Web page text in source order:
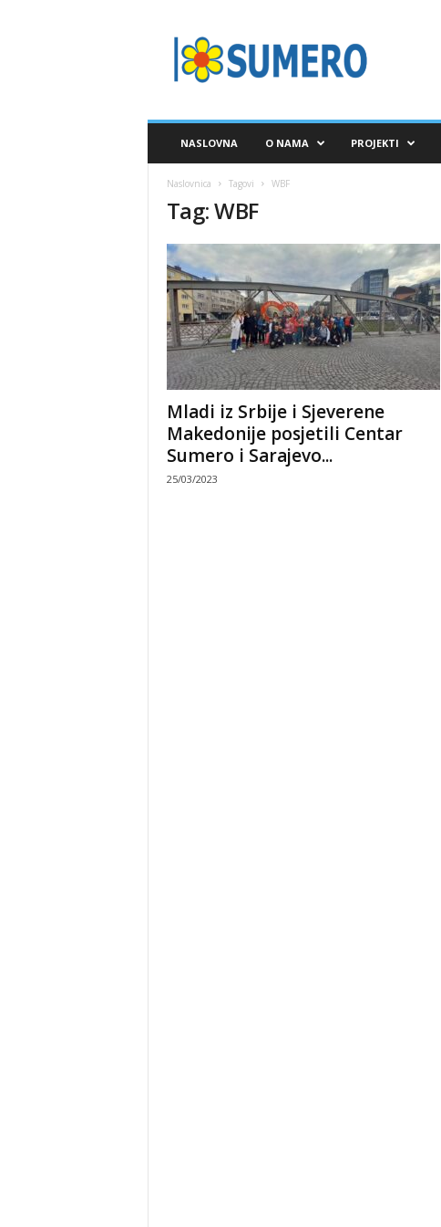
NASLOVNA O NAMA PROJEKTI
Naslovnica Tagovi WBF
Tag: WBF
Mladi iz Srbije i Sjeverene
Makedonije posjetili Centar
Sumero i Sarajevo...
25/03/2023